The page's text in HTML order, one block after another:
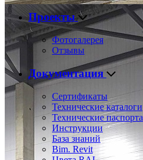
Проекты
Фотогалерея
Отзывы
Документация
Сертификаты
Технические каталоги
Технические паспорта
Инструкции
База знаний
Bim. Revit